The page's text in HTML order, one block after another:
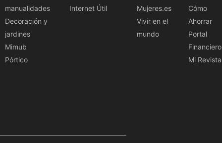
manualidades
Decoración y
jardines
Mimub
Pórtico
Internet Útil
Mujeres.es
Vivir en el
mundo
Cómo
Ahorrar
Portal
Financiero
Mi Revista